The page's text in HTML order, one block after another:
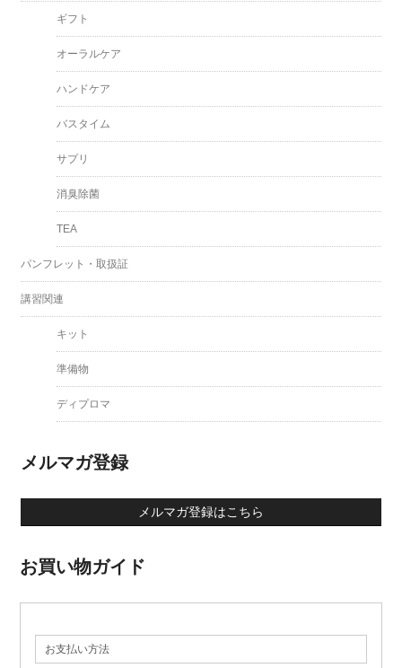
ギフト
オーラルケア
ハンドケア
バスタイム
サプリ
消臭除菌
TEA
パンフレット・取扱証
講習関連
キット
準備物
ディプロマ
メルマガ登録
メルマガ登録はこちら
お買い物ガイド
お支払い方法